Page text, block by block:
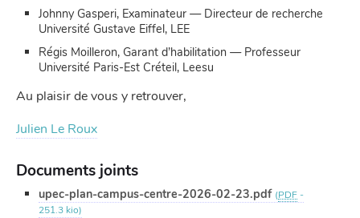
Johnny Gasperi, Examinateur — Directeur de recherche
Université Gustave Eiffel, LEE
Régis Moilleron, Garant d’habilitation — Professeur
Université Paris-Est Créteil, Leesu
Au plaisir de vous y retrouver,
Julien Le Roux
Documents joints
upec-plan-campus-centre-2026-02-23.pdf (PDF -
251.3 kio)